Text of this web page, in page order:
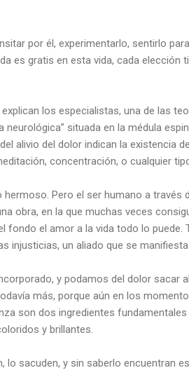
por él, experimentarlo, sentirlo
es gratis en esta vida, cada elección
los especialistas, una de las
neurológica” situada en la médula
alivio del dolor indican la existencia
concentración, o cualquier
Pero el ser humano a través
obra, en la que muchas veces
fondo el amor a la vida todo lo puede.
injusticias, un aliado que se
y podamos del dolor sacar
más, porque aún en los
son dos ingredientes
y brillantes.
sacuden, y sin saberlo encuentran